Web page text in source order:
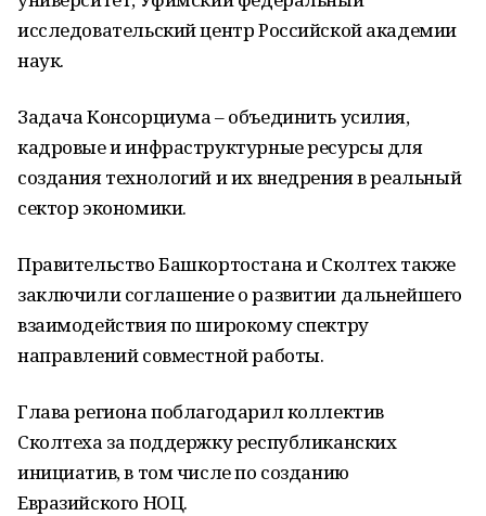
исследовательский центр Российской академии
наук.
Задача Консорциума – объединить усилия,
кадровые и инфраструктурные ресурсы для
создания технологий и их внедрения в реальный
сектор экономики.
Правительство Башкортостана и Сколтех также
заключили соглашение о развитии дальнейшего
взаимодействия по широкому спектру
направлений совместной работы.
Глава региона поблагодарил коллектив
Сколтеха за поддержку республиканских
инициатив, в том числе по созданию
Евразийского НОЦ.